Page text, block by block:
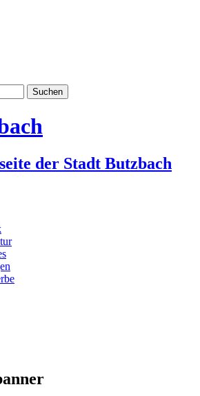
der Stadt Butzbach